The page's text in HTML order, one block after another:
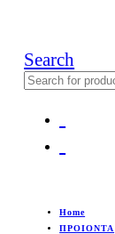
Search
Search
for:
Home
ΠΡΟΙΟΝΤΑ